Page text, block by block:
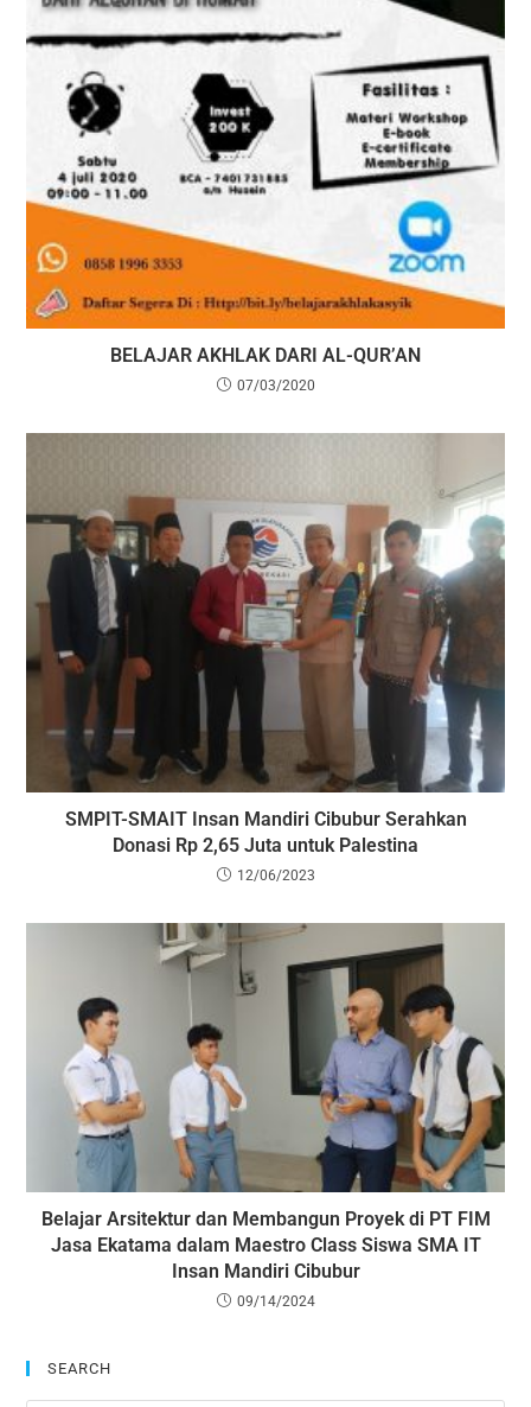
BELAJAR AKHLAK DARI AL-QUR’AN
07/03/2020
SMPIT-SMAIT Insan Mandiri Cibubur Serahkan
Donasi Rp 2,65 Juta untuk Palestina
12/06/2023
Belajar Arsitektur dan Membangun Proyek di PT FIM
Jasa Ekatama dalam Maestro Class Siswa SMA IT
Insan Mandiri Cibubur
09/14/2024
SEARCH